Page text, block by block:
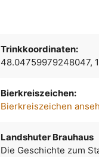
Trinkkoordinaten:
48.04759979248047,
Bierkreiszeichen:
Bierkreiszeichen
Landshuter Brauhaus
Die Geschichte zum